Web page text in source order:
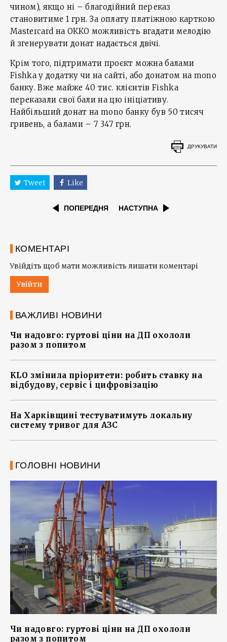
чином), якщо ні – благодійний переказ
становитиме 1 грн. За оплату платіжною карткою
Mastercard на ОККО можливість вгадати мелодію
й згенерувати донат надається двічі.
Крім того, підтримати проєкт можна балами
Fishka у додатку чи на сайті, або донатом на mono
банку. Вже майже 40 тис. клієнтів Fishka
переказали свої бали на цю ініціативу.
Найбільший донат на mono банку був 50 тисяч
гривень, а балами – 7 347 грн.
ДРУКУВАТИ
Tweet Like
ПОПЕРЕДНЯ НАСТУПНА
КОМЕНТАРІ
Увійдіть щоб мати можливість лишати коментарі
Увійти
ВАЖЛИВІ НОВИНИ
Чи надовго: гуртові ціни на ДП охололи
разом з попитом
KLO змінила пріоритети: робить ставку на
відбудову, сервіс і цифровізацію
На Харківщині тестуватимуть локальну
систему тривог для АЗС
ГОЛОВНІ НОВИНИ
Чи надовго: гуртові ціни на ДП охололи
разом з попитом